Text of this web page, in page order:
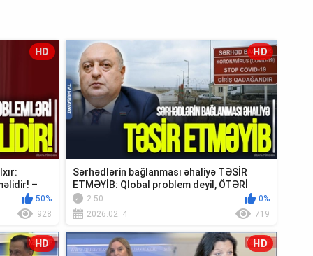
HD
–
50%
928
HD
Sərhədlərin bağlanması əhaliyə TƏSİR
ETMƏYİB: Qlobal problem deyil, ÖTƏRİ
məsələdi...
2:50
0%
2026.02. 4
719
HD HD